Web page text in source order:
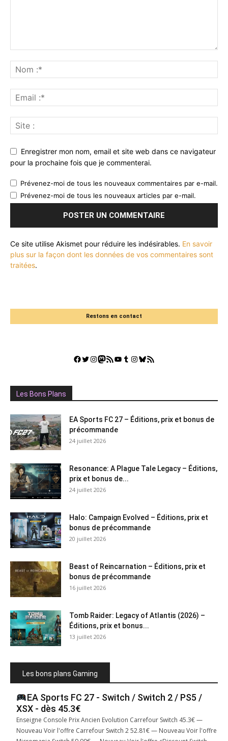
Enregistrer mon nom, email et site web dans ce navigateur
pour la prochaine fois que je commenterai.
Prévenez-moi de tous les nouveaux commentaires par e-mail.
Prévenez-moi de tous les nouveaux articles par e-mail.
Ce site utilise Akismet pour réduire les indésirables. En savoir
plus sur la façon dont les données de vos commentaires sont
traitées.
Restons en contact
Facebook
Twitter
Instagram
Mastodon
Flux RSSYouTube
Tumblr
Instagram
Bluesky
GestGame
Les Bons Plans
EA Sports FC 27 – Éditions, prix et bonus de
précommande
24 juillet 2026
Resonance: A Plague Tale Legacy – Éditions,
prix et bonus de...
24 juillet 2026
Halo: Campaign Evolved – Éditions, prix et
bonus de précommande
20 juillet 2026
Beast of Reincarnation – Éditions, prix et
bonus de précommande
16 juillet 2026
Tomb Raider: Legacy of Atlantis (2026) –
Éditions, prix et bonus...
13 juillet 2026
Les bons plans Gaming
EA Sports FC 27 - Switch / Switch 2 / PS5 /
XSX - dès 45.3€
Enseigne Console Prix Ancien Evolution Carrefour Switch 45.3€ —
Nouveau Voir l'offre Carrefour Switch 2 52.81€ — Nouveau Voir l'offre